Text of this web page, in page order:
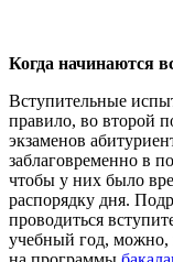
Когда начинаются
Вступительные
правило, во второй
экзаменов
заблаговременно в
чтобы у них было
распорядку дня.
проводиться
учебный год, можно,